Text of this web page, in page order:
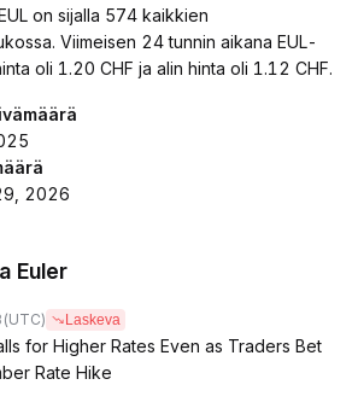
on sijalla 574 kaikkien
Viimeisen 24 tunnin aikana EUL-
oli 1.20 CHF ja alin hinta oli 1.12 CHF.
2026
Euler
(UTC) Laskeva
for Higher Rates Even as Traders Bet
Rate Hike